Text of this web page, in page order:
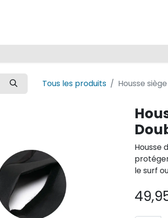
Tous les produits Housse
Housse
le surf